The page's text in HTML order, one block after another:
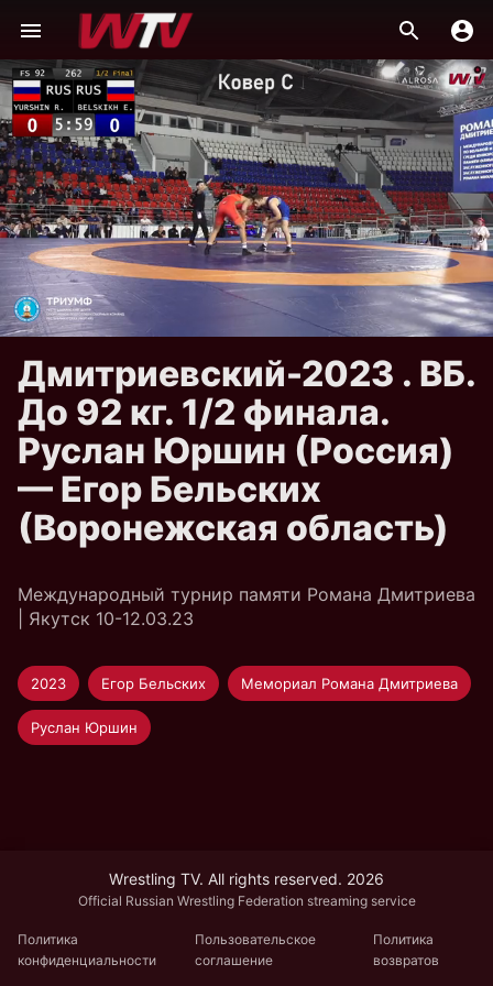
Дмитриевский-2023 . ВБ.
До 92 кг. 1/2 финала.
Руслан Юршин (Россия)
— Егор Бельских
(Воронежская область)
Международный турнир памяти Романа Дмитриева
| Якутск 10-12.03.23
2023 Егор Бельских Мемориал Романа Дмитриева
Руслан Юршин
Wrestling TV. All rights reserved. 2026
Official Russian Wrestling Federation streaming service
Политика
конфиденциальности
Пользовательское
соглашение
Политика
возвратов